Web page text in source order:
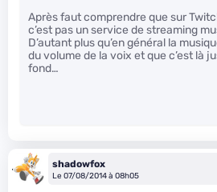
Après faut comprendre que sur
c’est pas un service de streaming
D’autant plus qu’en général la
du volume de la voix et que c’est là
fond…
shadowfox
Le 07/08/2014 à 08h05